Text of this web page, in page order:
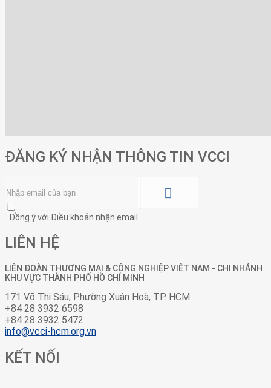
ĐĂNG KÝ NHẬN THÔNG TIN VCCI
Đồng ý với Điều khoản nhận email
LIÊN HỆ
LIÊN ĐOÀN THƯƠNG MẠI & CÔNG NGHIỆPVIỆT NAM - CHI NHÁNH
KHU VỰC THÀNH PHỐ HỒ CHÍ MINH
171 Võ Thị Sáu, Phường Xuân Hoà, TP. HCM
+84 28 3932 6598
+84 28 3932 5472
info@vcci-hcm.org.vn
KẾT NỐI